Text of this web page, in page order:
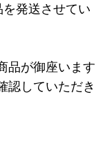
発送させてい
品が御座います
認していただき